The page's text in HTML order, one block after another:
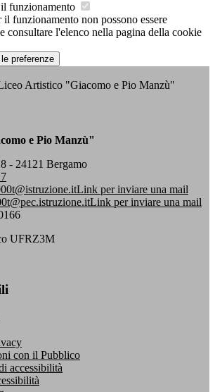
funzionamento
il funzionamento non possono essere
consultare l'elenco nella pagina della cookie
preferenze
Artistico "Giacomo e Pio Manzù"
e Pio Manzù"
- 24121 Bergamo
Link per inviare una mail
Link per inviare una mail
UFRZ3M
con il Pubblico
accessibilità